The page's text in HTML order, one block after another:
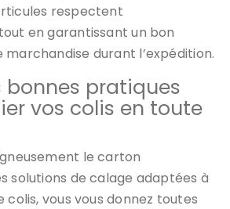
respectent
en garantissant un bon
durant l’expédition.
bonnes pratiques
vos colis en toute
le carton
solutions de calage adaptées à
vous vous donnez toutes